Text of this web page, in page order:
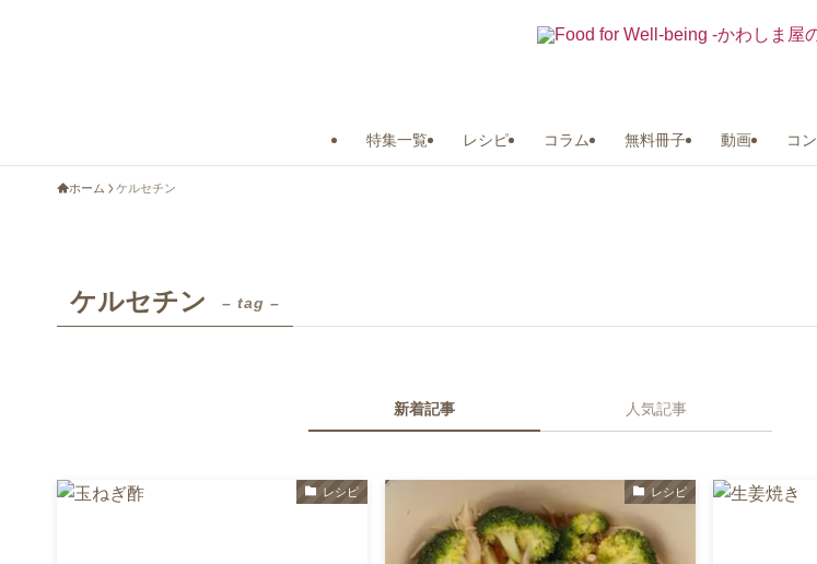
特集一覧 レシピ コラム 無料冊子 動画 コ
ホーム ケルセチン
ケルセチン – tag –
新着記事 人気記事
レシピ レシピ